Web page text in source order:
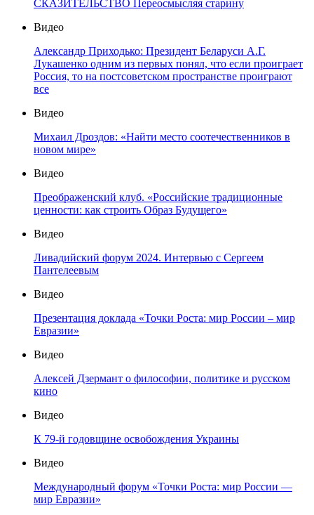
СКАЗИТЕЛЬСТВО Переосмысляя старину
Видео
Александр Приходько: Президент Беларуси А.Г.
Лукашенко одним из первых понял, что если проиграет
Россия, то на постсоветском пространстве проиграют
все
Видео
Михаил Дроздов: «Найти место соотечественников в
новом мире»
Видео
Преображенский клуб. «Российские традиционные
ценности: как строить Образ Будущего»
Видео
Ливадийский форум 2024. Интервью с Сергеем
Пантелеевым
Видео
Презентация доклада «Точки Роста: мир России – мир
Евразии»
Видео
Алексей Дзермант о философии, политике и русском
кино
Видео
К 79-й годовщине освобождения Украины
Видео
Международный форум «Точки Роста: мир России —
мир Евразии»